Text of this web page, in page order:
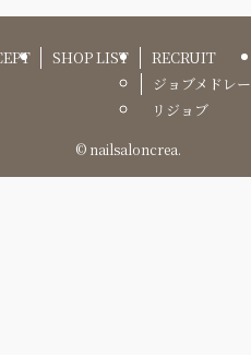
SHOP LIST
RECRUIT
ジョブメドレー
リジョブ
©nailsaloncrea.